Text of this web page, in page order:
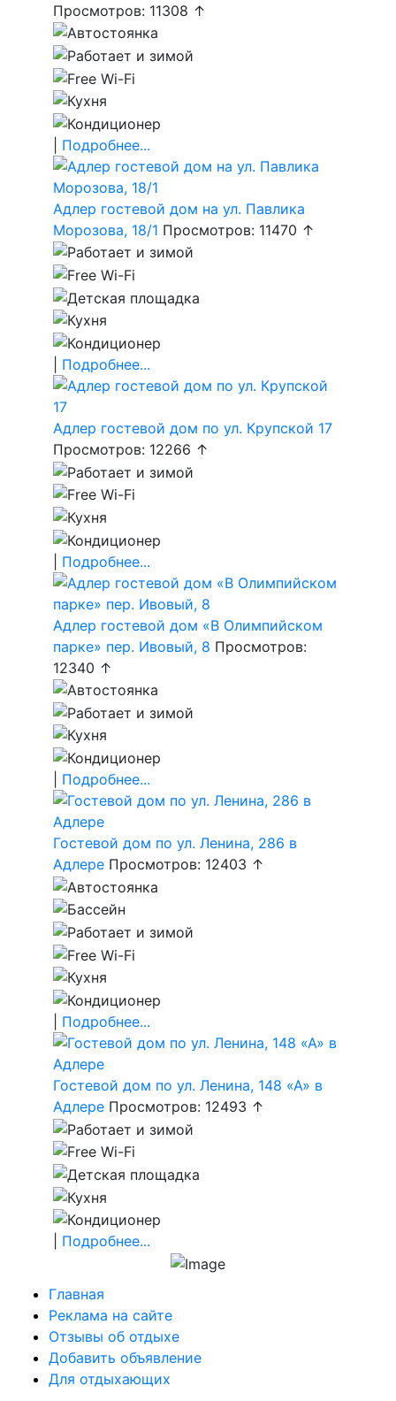
Просмотров: 11308 ↑
Подробнее...
Адлер гостевой дом на ул. Павлика
Морозова, 18/1 Просмотров: 11470 ↑
Подробнее...
Адлер гостевой дом по ул. Крупской 17
Просмотров: 12266 ↑
Подробнее...
Адлер гостевой дом «В Олимпийском
парке» пер. Ивовый, 8 Просмотров:
12340 ↑
Подробнее...
Гостевой дом по ул. Ленина, 286 в
Адлере Просмотров: 12403 ↑
Подробнее...
Гостевой дом по ул. Ленина, 148 «А» в
Адлере Просмотров: 12493 ↑
Подробнее...
Главная
Реклама на сайте
Отзывы об отдыхе
Добавить объявление
Для отдыхающих